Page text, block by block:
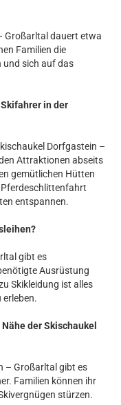
Großarltal dauert etwa
Familien die
und sich auf das
in der
Dorfgastein –
Attraktionen abseits
gemütlichen Hütten
entspannen.
gibt es
Ausrüstung
Skikleidung ist alles
erleben.
der Skischaukel
– Großarltal gibt es
Familien können ihr
stürzen.